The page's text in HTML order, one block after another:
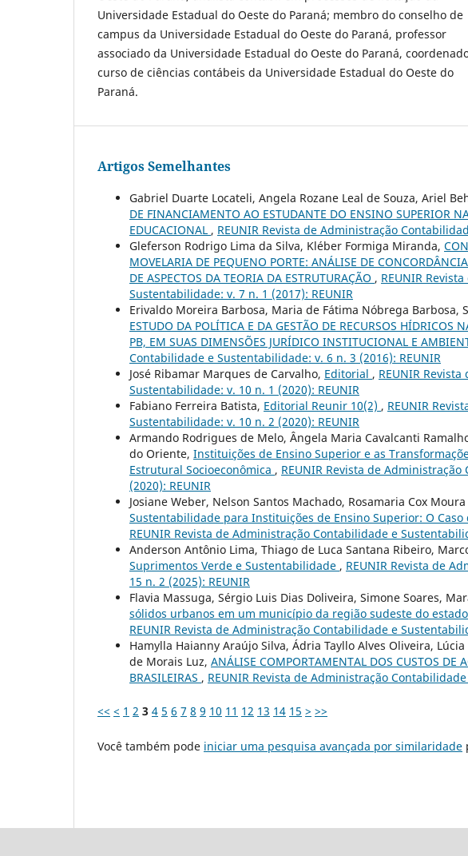
Universidade Estadual do Oeste do Paraná; membro do conselho de
campus da Universidade Estadual do Oeste do Paraná, professor
associado da Universidade Estadual do Oeste do Paraná,
curso de ciências contábeis da Universidade Estadual do Oeste do
Paraná.
Artigos Semelhantes
Gabriel Duarte Locateli, Angela Rozane Leal de Souza, Ariel
DE FINANCIAMENTO AO ESTUDANTE DO ENSINO SUPERIOR
EDUCACIONAL , REUNIR Revista de Administração
Gleferson Rodrigo Lima da Silva, Kléber Formiga Miranda,
MOVELARIA DE PEQUENO PORTE: ANÁLISE DE
DE ASPECTOS DA TEORIA DA ESTRUTURAÇÃO , REUNIR
Sustentabilidade: v. 7 n. 1 (2017): REUNIR
Erivaldo Moreira Barbosa, Maria de Fátima Nóbrega Barbosa,
ESTUDO DA POLÍTICA E DA GESTÃO DE RECURSOS HÍDRICOS
PB, EM SUAS DIMENSÕES JURÍDICO INSTITUCIONAL E
Contabilidade e Sustentabilidade: v. 6 n. 3 (2016): REUNIR
José Ribamar Marques de Carvalho, Editorial , REUNIR
Sustentabilidade: v. 10 n. 1 (2020): REUNIR
Fabiano Ferreira Batista, Editorial Reunir 10(2) , REUNIR
Sustentabilidade: v. 10 n. 2 (2020): REUNIR
Armando Rodrigues de Melo, Ângela Maria Cavalcanti
do Oriente, Instituições de Ensino Superior e as
Estrutural Socioeconômica , REUNIR Revista de
(2020): REUNIR
Josiane Weber, Nelson Santos Machado, Rosamaria Cox
Sustentabilidade para Instituições de Ensino Superior: O Caso
REUNIR Revista de Administração Contabilidade e
Anderson Antônio Lima, Thiago de Luca Santana Ribeiro,
Suprimentos Verde e Sustentabilidade , REUNIR Revista de
15 n. 2 (2025): REUNIR
Flavia Massuga, Sérgio Luis Dias Doliveira, Simone Soares,
sólidos urbanos em um município da região sudeste do
REUNIR Revista de Administração Contabilidade e
Hamylla Haianny Araújo Silva, Ádria Tayllo Alves Oliveira,
de Morais Luz, ANÁLISE COMPORTAMENTAL DOS CUSTOS DE
BRASILEIRAS , REUNIR Revista de Administração
<< < 1 2 3 4 5 6 7 8 9 10 11 12 13 14 15 > >>
Você também pode iniciar uma pesquisa avançada por similaridade